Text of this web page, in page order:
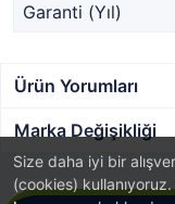
Size daha iyi bir
(cookies)
Garanti (Yıl)
Ürün Yorumları
Marka Değişikliği
8670398